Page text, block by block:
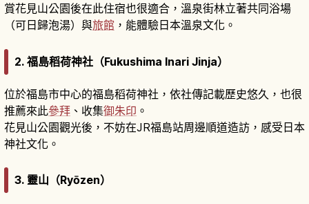
賞花見山公園後在此住宿也很適合，溫泉街林立著共同浴場
（可日歸泡湯）與旅館 ，能體驗日本溫泉文化。
2. 福島稻荷神社（Fukushima Inari Jinja）
位於福島市中心的福島稻荷神社，依社傳記載歷史悠久，也很
推薦來此參拜 、收集御朱印 。
花見山公園觀光後，不妨在JR福島站周邊順道造訪，感受日本
神社文化。
3. 靈山（Ryōzen）